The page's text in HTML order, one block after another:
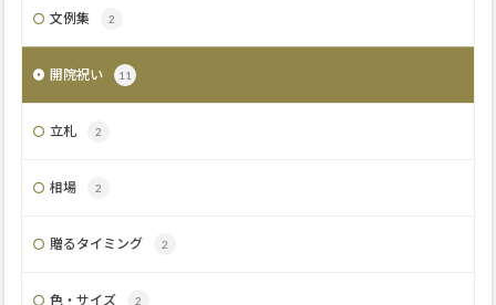
文例集 2
開院祝い 11
立札 2
相場 2
贈るタイミング 2
色・サイズ 2